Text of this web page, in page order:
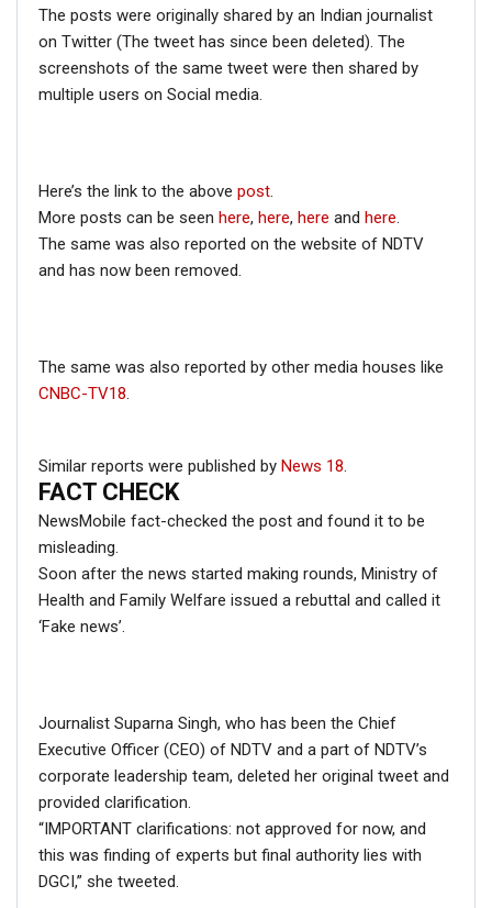
The posts were originally shared by an Indian journalist
on Twitter (The tweet has since been deleted). The
screenshots of the same tweet were then shared by
multiple users on Social media.
Here’s the link to the above post
More posts can be seen here, here, here and here
The same was also reported on the website of NDTV
and has now been removed.
The same was also reported by other media houses like
CNBC-TV18
Similar reports were published by News 18
FACT CHECK
NewsMobile fact-checked the post and found it to be
misleading.
Soon after the news started making rounds, Ministry of
Health and Family Welfare issued a rebuttal and called it
‘Fake news’.
Journalist Suparna Singh, who has been the Chief
Executive Officer (CEO) of NDTV and a part of NDTV’s
corporate leadership team, deleted her original tweet and
provided clarification.
“IMPORTANT clarifications: not approved for now, and
this was finding of experts but final authority lies with
DGCI,” she tweeted.